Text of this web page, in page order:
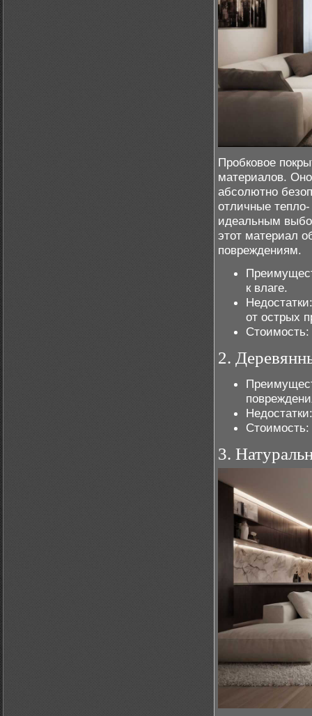
Пробковое
материалов. Оно
абсолютно
отличные
идеальным
этот материал
повреждениям.
к влаге.
от острых
Стоимость:
2.
Стоимость:
3.